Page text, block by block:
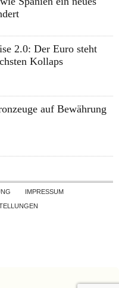
2.0: Der Euro steht
Kollaps
auf Bewährung
to contentIMPRESSUM